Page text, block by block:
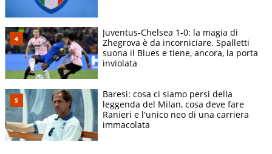
Juventus-Chelsea 1-0: la magia di
Zhegrova è da incorniciare. Spalletti
suona il Blues e tiene, ancora, la porta
inviolata
Baresi: cosa ci siamo persi della
leggenda del Milan, cosa deve fare
Ranieri e l'unico neo di una carriera
immacolata